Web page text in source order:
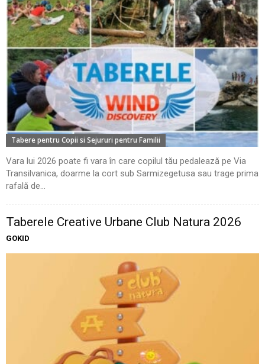
Tabere pentru Copii si Sejururi pentru Familii
Vara lui 2026 poate fi vara în care copilul tău pedalează pe Via
Transilvanica, doarme la cort sub Sarmizegetusa sau trage prima
rafală de...
Taberele Creative Urbane Club Natura 2026
GOKID